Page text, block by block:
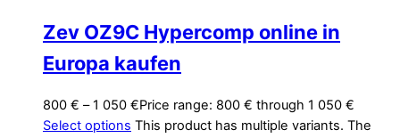
Zev OZ9C Hypercomp online in
Europa kaufen
800 € – 1 050 €Price range: 800 € through 1 050 €
Select options This product has multiple variants. The